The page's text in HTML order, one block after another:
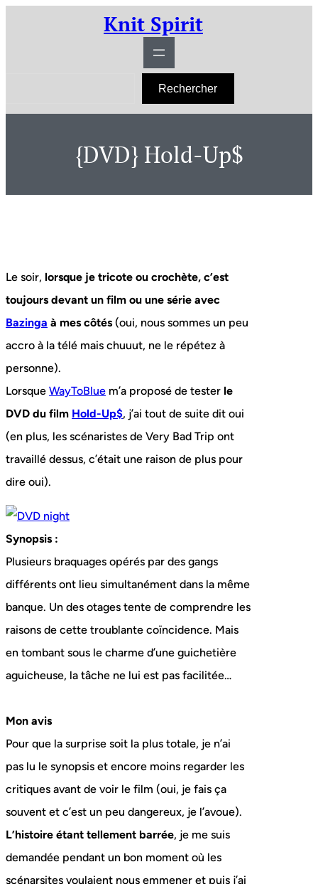
Knit Spirit
h
Rechercher
{DVD} Hold-Up$
Le soir, lorsque je tricote ou crochète, c’est
toujours devant un film ou une série avec
Bazinga à mes côtés (oui, nous sommes un peu
accro à la télé mais chuuut, ne le répétez à
personne).
Lorsque WayToBlue m’a proposé de tester le
DVD du film Hold-Up$, j’ai tout de suite dit oui
(en plus, les scénaristes de Very Bad Trip ont
travaillé dessus, c’était une raison de plus pour
dire oui).
Synopsis :
Plusieurs braquages opérés par des gangs
différents ont lieu simultanément dans la même
banque. Un des otages tente de comprendre les
raisons de cette troublante coïncidence. Mais
en tombant sous le charme d’une guichetière
aguicheuse, la tâche ne lui est pas facilitée…
Mon avis
Pour que la surprise soit la plus totale, je n’ai
pas lu le synopsis et encore moins regarder les
critiques avant de voir le film (oui, je fais ça
souvent et c’est un peu dangereux, je l’avoue).
L’histoire étant tellement barrée, je me suis
demandée pendant un bon moment où les
scénarsites voulaient nous emmener et puis j’ai